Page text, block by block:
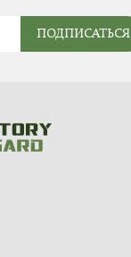
ПОДПИСАТЬСЯ